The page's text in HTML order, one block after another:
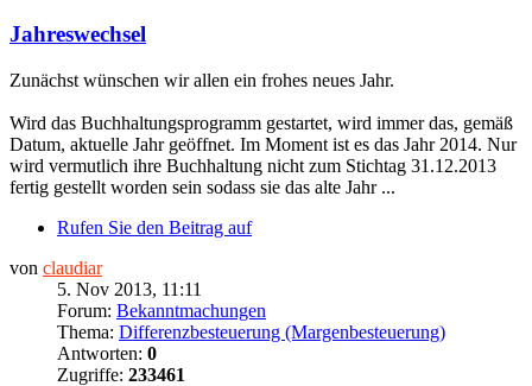
Jahreswechsel
Zunächst wünschen wir allen ein frohes neues Jahr.
Wird das Buchhaltungsprogramm gestartet, wird immer das, gemäß
Datum, aktuelle Jahr geöffnet. Im Moment ist es das Jahr 2014. Nur
wird vermutlich ihre Buchhaltung nicht zum Stichtag 31.12.2013
fertig gestellt worden sein sodass sie das alte Jahr ...
Rufen Sie den Beitrag auf
von claudiar
5. Nov 2013, 11:11
Forum: Bekanntmachungen
Thema: Differenzbesteuerung (Margenbesteuerung)
Antworten: 0
Zugriffe: 233461